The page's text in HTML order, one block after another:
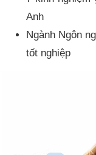
Anh
Ngành Ngôn
tốt nghiệp